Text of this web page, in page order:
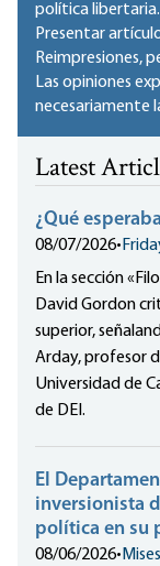
política libertaria.
Presentar
Reimpresiones,
Las opiniones
necesariamente
Latest
¿Qué
08/07/2026•
En la sección
David Gordon
superior,
Arday, profesor
Universidad de
de DEI.
El
inversionista
política en su
08/06/2026•